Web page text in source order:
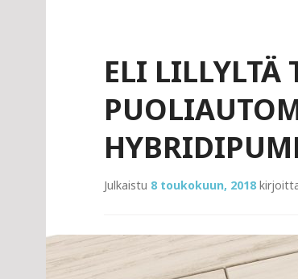
ELI LILLYLTÄ
Julkaistu 8 toukokuun, 2018